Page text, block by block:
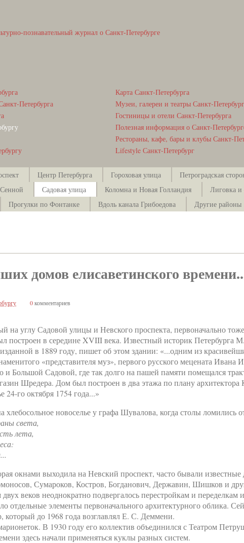
познавательный журнал о Санкт-Петербурге
Петербурга
Карта Санкт-Петербурга
Музеи, галереи и театры Санкт-
Гостиницы и отели Санкт-Петербурга
Полезная информация о Санкт-
Рестораны, кафе, бары и клубы Санкт-
Lifestyle Санкт-Петербург
Центр Петербурга Гороховая улица Петроградская
Садовая улица Коломна и Новая Голландия Лиговка и
Прогулки по Фонтанке Вдоль канала Грибоедова Другие районы
домов елисаветинского
0комментариев
углу Садовой улицы и Невского проспекта, первоначально тоже
в середине XVIII века. Известный историк Петербурга
в 1889 году, пишет об этом здании: «...одним из
«представителя муз», первого русского мецената Ивана
и Большой Садовой, где так долго на пашей памяти помещался
Шредера. Дом был построен в два этажа по плану архитектора
го октября 1754 года...»
новоселье у графа Шувалова, когда столы ломились
света,
лета,
окнами выходила на Невский проспект, часто бывали известные
Сумароков, Костров, Богданович, Державин, Шишков и
веков неоднократно подвергалось перестройкам и переделкам
отдельные элементы первоначального архитектурного облика.
который до 1968 года возглавлял Е. С. Деммени.
В 1930 году его коллектив объединился с Театром
здесь начали применяться куклы разных систем.